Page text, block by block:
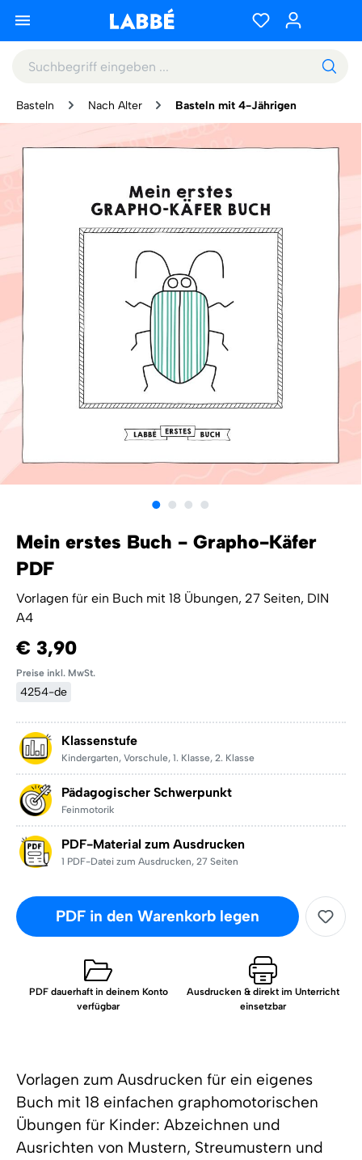
Basteln Nach Alter Basteln mit 4-Jährigen
Vorlagen zum Ausdrucken für ein eigenes
Buch mit 18 einfachen graphomotorischen
Übungen für Kinder: Abzeichnen und
Ausrichten von Mustern, Streumustern und
Mein erstes Buch - Grapho-Käfer
PDF
Vorlagen für ein Buch mit 18 Übungen, 27 Seiten, DIN
A4
€ 3,90
Preise inkl. MwSt.
4254-de
Klassenstufe
Kindergarten, Vorschule, 1. Klasse, 2. Klasse
Pädagogischer Schwerpunkt
Feinmotorik
PDF-Material zum Ausdrucken
1 PDF-Datei zum Ausdrucken, 27 Seiten
PDF in den Warenkorb legen
PDF dauerhaft in deinem Konto
verfügbar
Ausdrucken & direkt im Unterricht
einsetzbar